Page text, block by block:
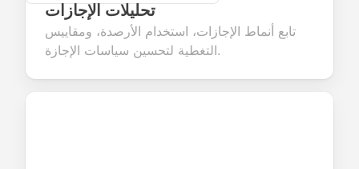
تحليلات الإجازات
تابع أنماط الإجازات، استخدام الأرصدة، ومقاييس
التغطية لتحسين سياسات الإجازة.